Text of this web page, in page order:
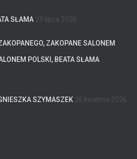
SŁAMA 23 lipca 2026
ZAKOPANE SALONEM
POLSKI, BEATA SŁAMA
SZYMASZEK 26 kwietnia 2026